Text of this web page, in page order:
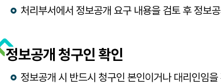
처리부서에서 정보공개 요구 내용을 검토 후 정보
정보공개 청구인 확인
정보공개 시 반드시 청구인 본인이거나 대리인임을